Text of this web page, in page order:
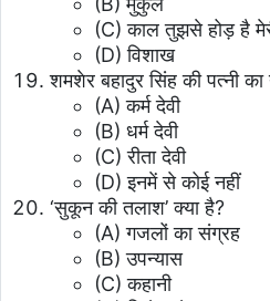
(C) काल तुझसे होड़ है
(D) विशाख
शमशेर बहादुर सिंह की पत्नी का
(A) कर्म देवी
(B) धर्म देवी
(C) रीता देवी
(D) इनमें से कोई नहीं
‘सुकून की तलाश’ क्या है?
(A) गजलों का संग्रह
(B) उपन्यास
(C) कहानी